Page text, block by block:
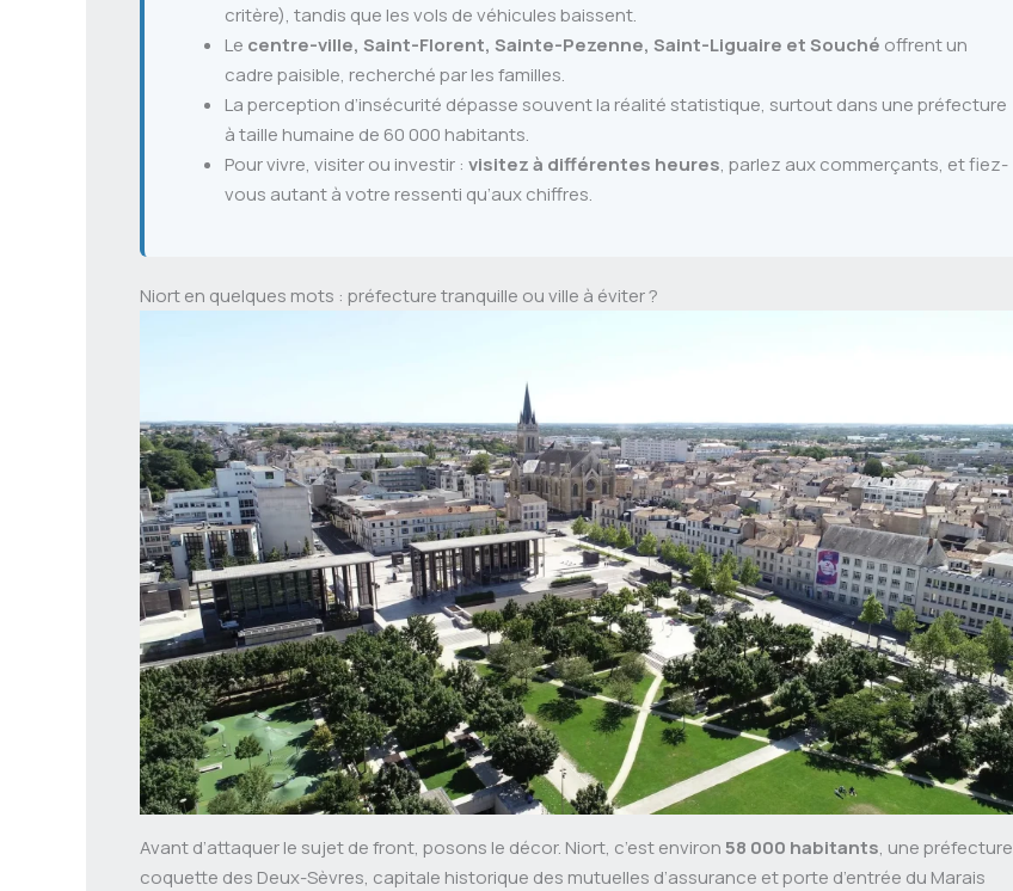
critère), tandis que les vols de véhicules baissent.
Le centre-ville, Saint-Florent, Sainte-Pezenne, Saint-Liguaire et Souché offrent un
cadre paisible, recherché par les familles.
La perception d’insécurité dépasse souvent la réalité statistique, surtout dans une préfecture
à taille humaine de 60 000 habitants.
Pour vivre, visiter ou investir : visitez à différentes heures, parlez aux commerçants, et fiez-
vous autant à votre ressenti qu’aux chiffres.
Niort en quelques mots : préfecture tranquille ou ville à éviter ?
Avant d’attaquer le sujet de front, posons le décor. Niort, c’est environ58 000 habitants, une préfecture
coquette des Deux-Sèvres, capitale historique des mutuelles d’assurance et porte d’entrée du Marais